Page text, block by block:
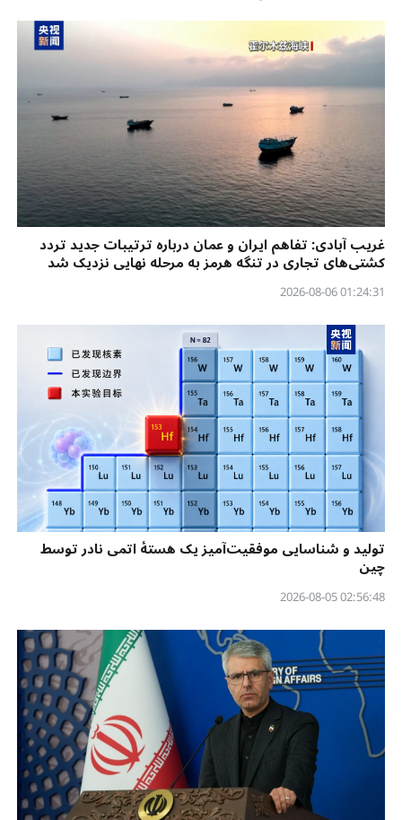
غریب آبادی: تفاهم ایران و عمان درباره ترتیبات جدید تردد
کشتی‌های تجاری در تنگه هرمز به مرحله نهایی نزدیک شد
01:24:31 2026-08-06
تولید و شناسایی موفقیت‌آمیز یک هستهٔ اتمی نادر توسط
چین
02:56:48 2026-08-05